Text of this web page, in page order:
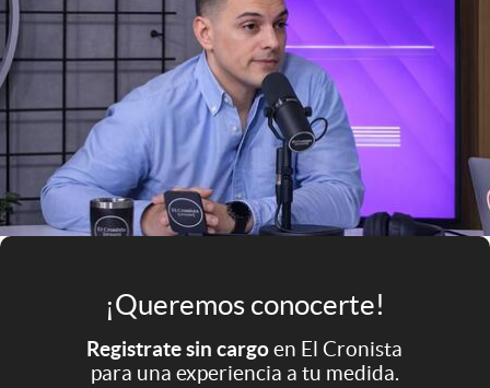
Clima
Mundial 2026
Eventos Corporativos
El Cronista Studio
Mediakit
abre en nueva pestaña
¡Queremos conocerte!
Registrate sin cargoen El Cronista
para una experiencia a tu medida.